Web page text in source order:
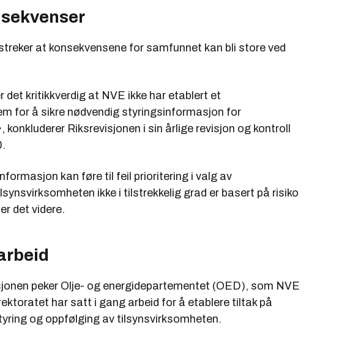
at konsekvensene for samfunnet kan bli store ved
det kritikkverdig at NVE ikke har etablert et
for å sikre nødvendig styringsinformasjon for
Riksrevisjonen i sin årlige revisjon og kontroll
kan føre til feil prioritering i valg av
ikke i tilstrekkelig grad er basert på risiko
det videre.
peker Olje- og energidepartementet (OED), som NVE
har satt i gang arbeid for å etablere tiltak på
og oppfølging av tilsynsvirksomheten.